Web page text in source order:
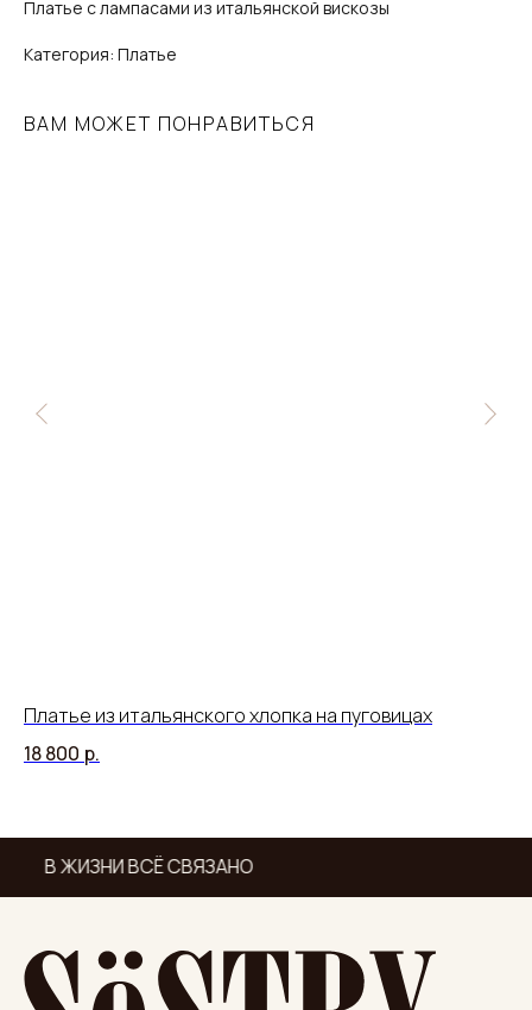
Платье с лампасами из итальянской вискозы
Категория: Платье
ВАМ МОЖЕТ ПОНРАВИТЬСЯ
Платье из итальянского хлопка на пуговицах
18 800 р.
В ЖИЗНИ ВСЁ СВЯЗАНО